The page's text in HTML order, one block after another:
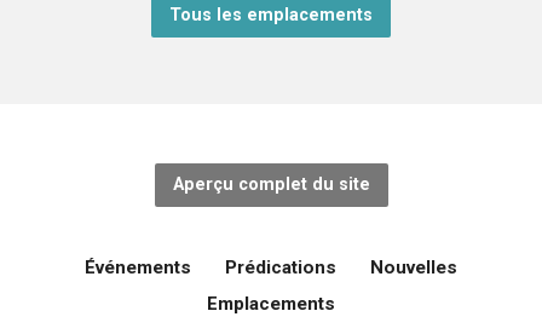
Tous les emplacements
Aperçu complet du site
Événements Prédications
Nouvelles
Emplacements